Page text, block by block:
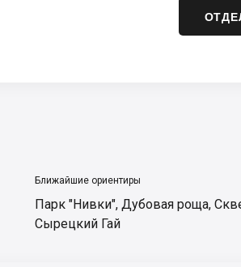
Ближайшие ориентиры
Парк "Нивки", Дубовая роща,
Сырецкий Гай